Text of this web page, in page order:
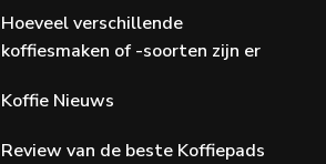
Hoeveel verschillende
koffiesmaken of -soorten zijn er
Koffie Nieuws
Review van de beste Koffiepads